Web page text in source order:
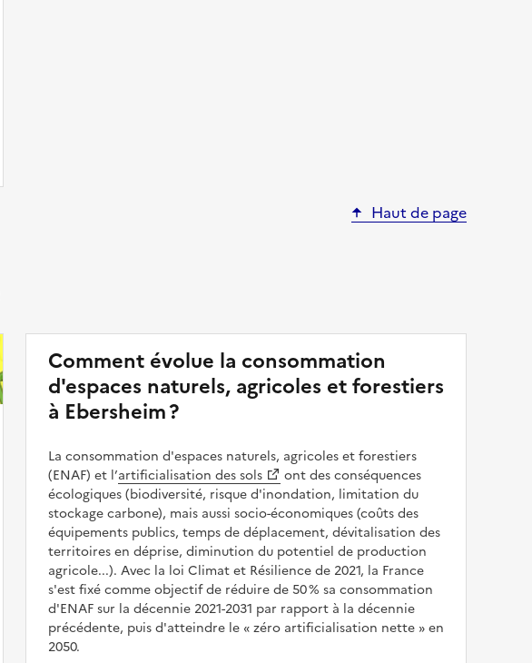
Haut de page
Comment évolue la consommation
d'espaces naturels, agricoles et forestiers
à Ebersheim ?
La consommation d'espaces naturels, agricoles et forestiers
(ENAF) et l’artificialisation des sols
ont des conséquences
écologiques (biodiversité, risque d'inondation, limitation du
stockage carbone), mais aussi socio-économiques (coûts des
équipements publics, temps de déplacement, dévitalisation des
territoires en déprise, diminution du potentiel de production
agricole...). Avec la loi Climat et Résilience de 2021, la France
s'est fixé comme objectif de réduire de 50 % sa consommation
d'ENAF sur la décennie 2021-2031 par rapport à la décennie
précédente, puis d'atteindre le zéro artificialisation nette en
2050.